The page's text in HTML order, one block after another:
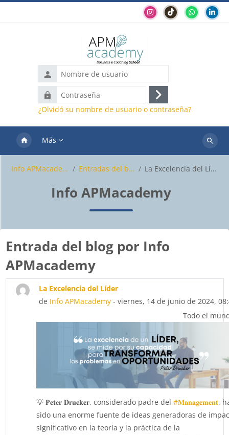
Nombre
de
usuario
Contraseña
Acceder
¿Olvidó su nombre de usuario o contraseña?
Más
Buscar
Info APMacademy Entradas del blog La Excelencia del Líder
Info APMacademy
Entrada del blog por Info
APMacademy
La Excelencia del Líder
de Info APMacademy - viernes, 14 de junio de 2024,
Todo el
💡 𝐏𝐞𝐭𝐞𝐫 𝐃𝐫𝐮𝐜𝐤𝐞𝐫, considerado padre del #𝐌𝐚𝐧𝐚𝐠𝐞𝐦𝐞𝐧𝐭,
sido una enorme fuente de ideas generadoras de
significativo en la teoría y la práctica de la